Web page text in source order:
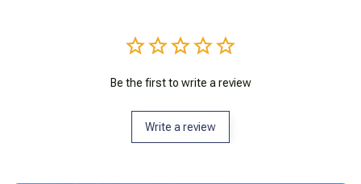
Be the first to write a review
Write a review